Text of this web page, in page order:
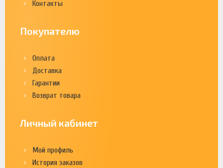
Контакты
Покупателю
Оплата
Доставка
Гарантии
Возврат товара
Личный кабинет
Мой профиль
История заказов